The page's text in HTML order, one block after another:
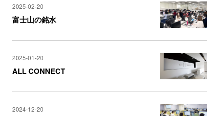
2025-02-20
富士山の銘水
2025-01-20
ALL CONNECT
2024-12-20